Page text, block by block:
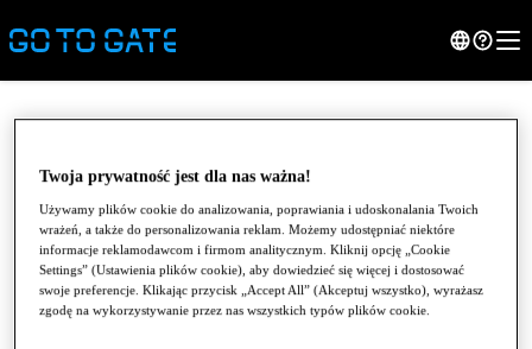
Twoja prywatność jest dla nas ważna!
Używamy plików cookie do analizowania, poprawiania i udoskonalania Twoich
wrażeń, a także do personalizowania reklam. Możemy udostępniać niektóre
informacje reklamodawcom i firmom analitycznym. Kliknij opcję „Cookie
Settings” (Ustawienia plików cookie), aby dowiedzieć się więcej i dostosować
swoje preferencje. Klikając przycisk „Accept All” (Akceptuj wszystko), wyrażasz
zgodę na wykorzystywanie przez nas wszystkich typów plików cookie.